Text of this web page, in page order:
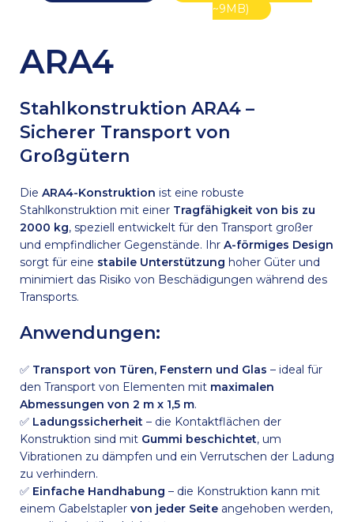
~9MB)
ARA4
Stahlkonstruktion ARA4 –
Sicherer Transport von
Großgütern
DieARA4-Konstruktion ist eine robuste
Stahlkonstruktion mit einer Tragfähigkeit von bis zu
2000 kg, speziell entwickelt für den Transport großer
und empfindlicher Gegenstände. IhrA-förmiges Design
sorgt für eine stabile Unterstützung hoher Güter und
minimiert das Risiko von Beschädigungen während des
Transports.
Anwendungen:
✅ Transport von Türen, Fenstern und Glas – ideal für
den Transport von Elementen mit maximalen
Abmessungen von 2 m x 1,5 m.
✅ Ladungssicherheit – die Kontaktflächen der
Konstruktion sind mit Gummi beschichtet, um
Vibrationen zu dämpfen und ein Verrutschen der Ladung
zu verhindern.
✅ Einfache Handhabung – die Konstruktion kann mit
einem Gabelstaplervon jeder Seite angehoben werden,